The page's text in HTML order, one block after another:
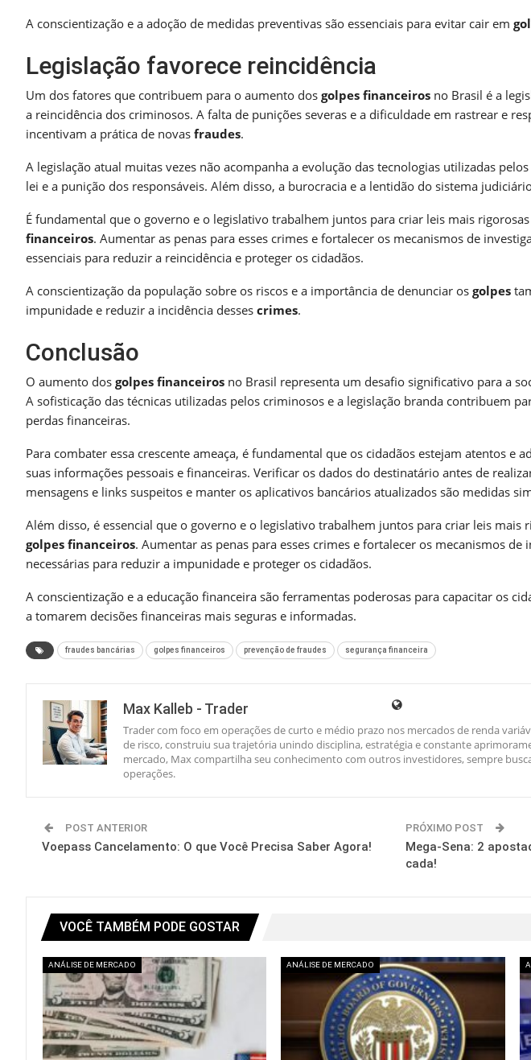
A conscientização e a adoção de medidas preventivas são essenciais para evitar cair em
Legislação favorece reincidência
Um dos fatores que contribuem para o aumento dos golpes financeiros no Brasil é a
a reincidência dos criminosos. A falta de punições severas e a dificuldade em rastrear e
incentivam a prática de novas fraudes.
A legislação atual muitas vezes não acompanha a evolução das tecnologias utilizadas
lei e a punição dos responsáveis. Além disso, a burocracia e a lentidão do sistema
É fundamental que o governo e o legislativo trabalhem juntos para criar leis mais
financeiros. Aumentar as penas para esses crimes e fortalecer os mecanismos de
essenciais para reduzir a reincidência e proteger os cidadãos.
A conscientização da população sobre os riscos e a importância de denunciar os golpes
impunidade e reduzir a incidência desses crimes.
Conclusão
O aumento dos golpes financeiros no Brasil representa um desafio significativo para a
A sofisticação das técnicas utilizadas pelos criminosos e a legislação branda contribuem
perdas financeiras.
Para combater essa crescente ameaça, é fundamental que os cidadãos estejam atentos e
suas informações pessoais e financeiras. Verificar os dados do destinatário antes de
mensagens e links suspeitos e manter os aplicativos bancários atualizados são medidas
Além disso, é essencial que o governo e o legislativo trabalhem juntos para criar leis mais
golpes financeiros. Aumentar as penas para esses crimes e fortalecer os mecanismos
necessárias para reduzir a impunidade e proteger os cidadãos.
A conscientização e a educação financeira são ferramentas poderosas para capacitar os
a tomarem decisões financeiras mais seguras e informadas.
fraudes bancárias golpes financeiros prevenção de fraudes segurança financeira
Max Kalleb - Trader
Trader com foco em operações de curto e médio prazo nos mercados de renda
de risco, construiu sua trajetória unindo disciplina, estratégia e constante
mercado, Max compartilha seu conhecimento com outros investidores, sempre
operações.
POST ANTERIOR
Voepass Cancelamento: O que Você Precisa Saber Agora!
PRÓXIMO POST
Mega-Sena: 2
cada!
VOCÊ TAMBÉM PODE GOSTAR
ANÁLISE DE MERCADO ANÁLISE DE MERCADO